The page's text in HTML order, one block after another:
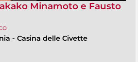
Minamoto e Fausto
- Casina delle Civette